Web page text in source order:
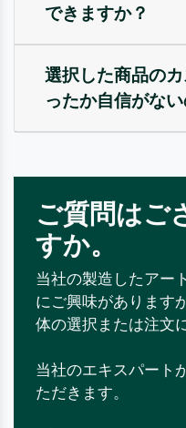
できますか？
選択した商品の
ったか自信がない
ご質問はご
すか。
当社の製造したアー
にご興味があります
体の選択または注文
当社のエキスパート
ただきます。